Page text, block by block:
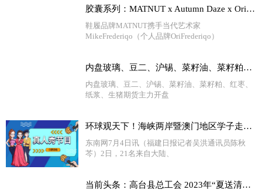
胶囊系列：MATNUT x Autumn Daze x Ori 天天快消息
鞋履品牌MATNUT携手当代艺术家
MikeFrederiqo（个人品牌OriFrederiqo）
内盘玻璃、豆二、沪锡、菜籽油、菜籽粕、红枣、纸浆、生猪期货主力开盘涨超1%
内盘玻璃、豆二、沪锡、菜籽油、菜籽粕、红枣、
纸浆、生猪期货主力开盘
环球观天下！海峡两岸暨澳门地区学子走进泉州开展暑期实践
东南网7月4日讯（福建日报记者吴洪通讯员陈秋
芩）2日，21名来自大陆、
当前头条：高台县总工会 2023年“夏送清凉慰问季”启动仪式